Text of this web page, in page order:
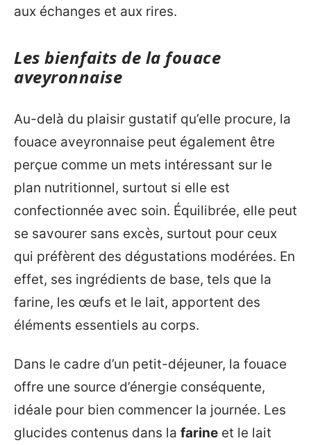
aux échanges et aux rires.
Les bienfaits de la fouace
aveyronnaise
Au-delà du plaisir gustatif qu’elle procure, la
fouace aveyronnaise peut également être
perçue comme un mets intéressant sur le
plan nutritionnel, surtout si elle est
confectionnée avec soin. Équilibrée, elle peut
se savourer sans excès, surtout pour ceux
qui préfèrent des dégustations modérées. En
effet, ses ingrédients de base, tels que la
farine, les œufs et le lait, apportent des
éléments essentiels au corps.
Dans le cadre d’un petit-déjeuner, la fouace
offre une source d’énergie conséquente,
idéale pour bien commencer la journée. Les
glucides contenus dans la farine et le lait